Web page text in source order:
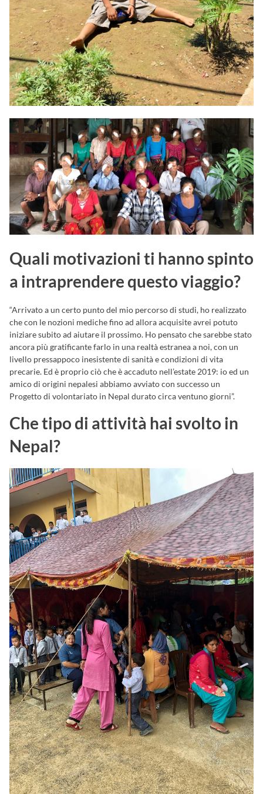
Quali motivazioni ti hanno spinto
a intraprendere questo viaggio?
“Arrivato a un certo punto del mio percorso di studi, ho realizzato
che con le nozioni mediche fino ad allora acquisite avrei potuto
iniziare subito ad aiutare il prossimo. Ho pensato che sarebbe stato
ancora più gratificante farlo in una realtà estranea a noi, con un
livello pressappoco inesistente di sanità e condizioni di vita
precarie. Ed è proprio ciò che è accaduto nell’estate 2019: io ed un
amico di origini nepalesi abbiamo avviato con successo un
Progetto di volontariato in Nepal durato circa ventuno giorni”.
Che tipo di attività hai svolto in
Nepal?